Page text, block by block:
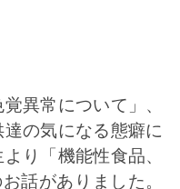
異常について」、
の気になる態癖に
り「機能性食品、
話がありました。